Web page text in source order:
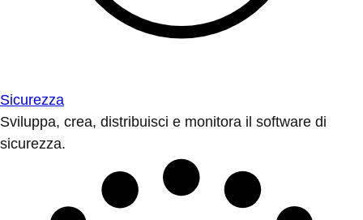
Sicurezza
Sviluppa, crea, distribuisci e monitora il software di
sicurezza.